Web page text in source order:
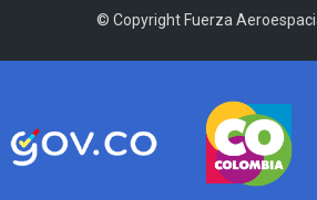
© Copyright Fuerza